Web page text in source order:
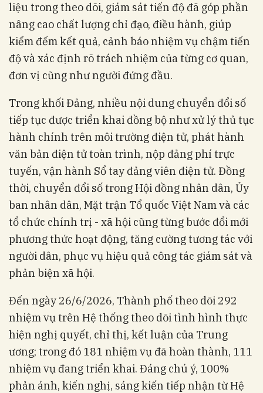
liệu trong theo dõi, giám sát tiến độ đã góp phần
nâng cao chất lượng chỉ đạo, điều hành, giúp
kiểm đếm kết quả, cảnh báo nhiệm vụ chậm tiến
độ và xác định rõ trách nhiệm của từng cơ quan,
đơn vị cũng như người đứng đầu.
Trong khối Đảng, nhiều nội dung chuyển đổi số
tiếp tục được triển khai đồng bộ như xử lý thủ tục
hành chính trên môi trường điện tử, phát hành
văn bản điện tử toàn trình, nộp đảng phí trực
tuyến, vận hành Sổ tay đảng viên điện tử. Đồng
thời, chuyển đổi số trong Hội đồng nhân dân, Ủy
ban nhân dân, Mặt trận Tổ quốc Việt Nam và các
tổ chức chính trị - xã hội cũng từng bước đổi mới
phương thức hoạt động, tăng cường tương tác với
người dân, phục vụ hiệu quả công tác giám sát và
phản biện xã hội.
Đến ngày 26/6/2026, Thành phố theo dõi 292
nhiệm vụ trên Hệ thống theo dõi tình hình thực
hiện nghị quyết, chỉ thị, kết luận của Trung
ương; trong đó 181 nhiệm vụ đã hoàn thành, 111
nhiệm vụ đang triển khai. Đáng chú ý, 100%
phản ánh, kiến nghị, sáng kiến tiếp nhận từ Hệ